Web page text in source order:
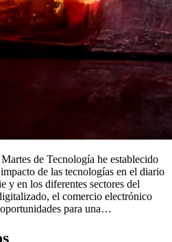
de Tecnología he establecido
de las tecnologías en el diario
y en los diferentes sectores del
el comercio electrónico
para una…